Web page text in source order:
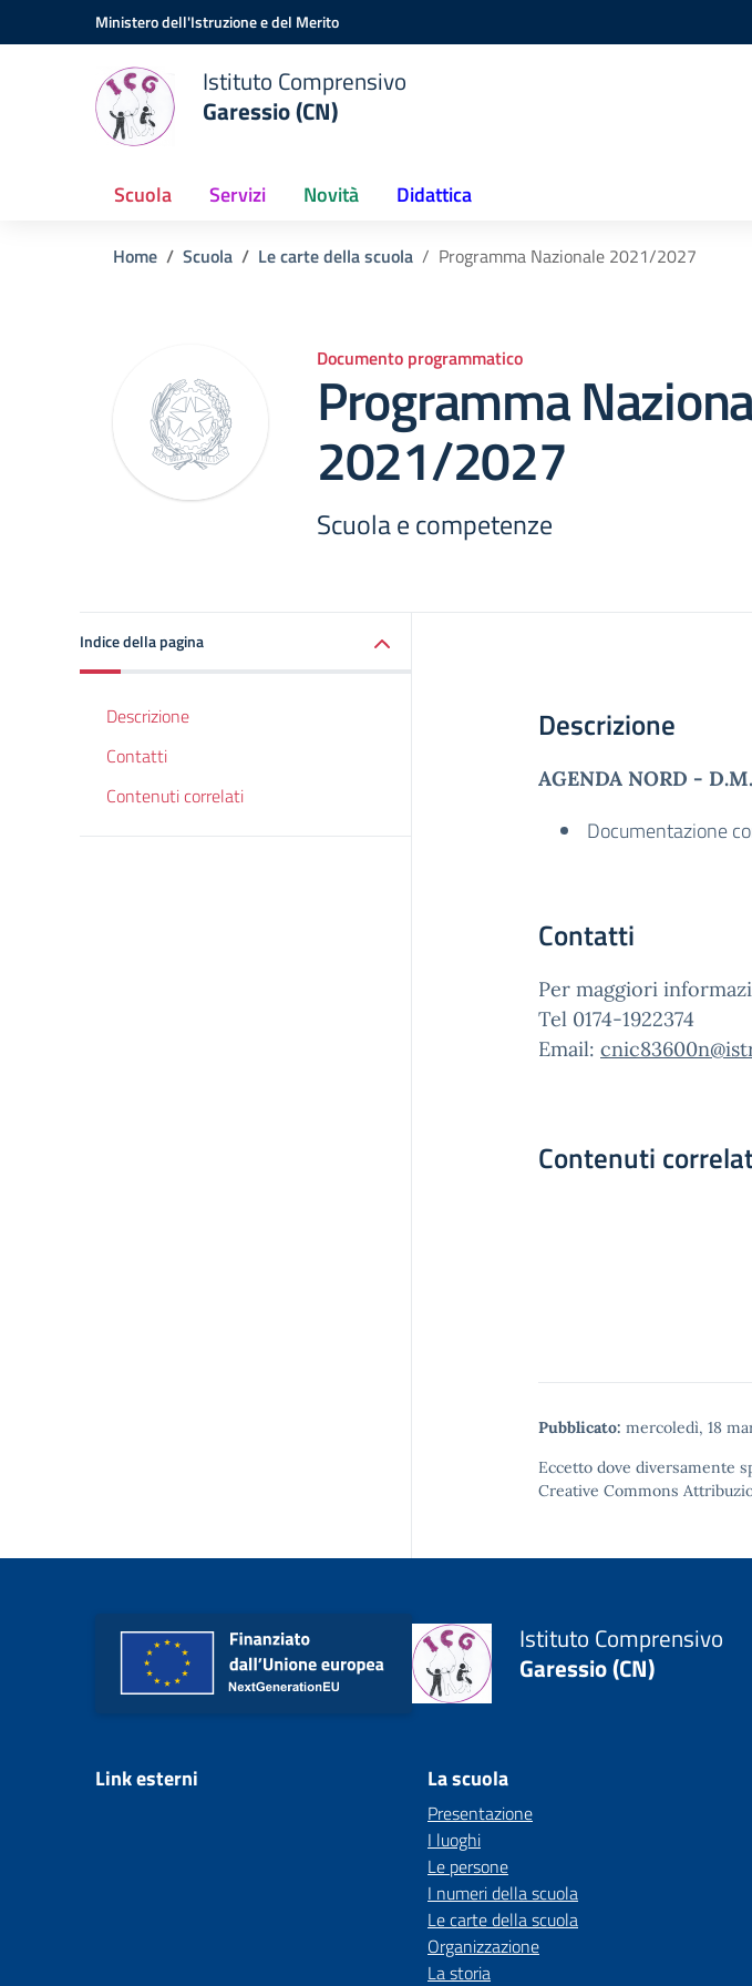
Vai ai contenuti
Vai al menu di navigazioneMinistero dell'Istruzione e del Merito
Istituto Comprensivo
Garessio (CN)
Scuola Servizi Novità Didattica
Home Scuola Le carte della scuola Programma Nazionale 2021/2027
Documento programmatico
Programma
2021/2027
Scuola e competenze
Indice della pagina
Descrizione
Contatti
Contenuti correlati
Descrizione
AGENDA NORD -
Documentazione
Contatti
Per maggiori
Tel 0174-1922374
Email:
Contenuti
Pubblicato: mercoledì, 18
Eccetto dove diversamente
Creative Commons
Istituto Comprensivo
Garessio (CN)
Link esterni La scuola
Presentazione
I luoghi
Le persone
I numeri della scuola
Le carte della scuola
Organizzazione
La storia